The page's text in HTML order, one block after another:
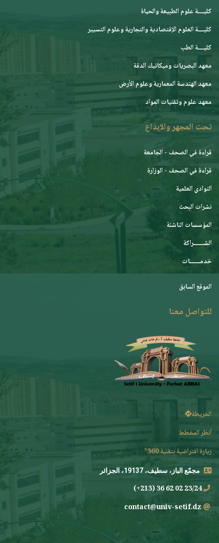
كليــــة علوم الطبيعة والحياة
كليــــة العلوم الإقتصادية والتجارية وعلوم التسيير
كليــــة الطب
معهد البصريات وميكانيك الدقة
معهد الهندسة المعمارية وعلوم الأرض
معهد علوم وتقنيات المواد
تحت المجهر والإبداع
قراءة في الصحف - الجامعة
قراءة في الصحف - الوزارة
النوادي العلمية
نشرات البحث
المؤسسات الناشئة
الشـــــــراكة
خدمـــــــات
الموقع السابق
للتواصل معنا
الخريطة
أنظر المخطط
زيارة افتراضية بتقنية 360°
مجمّع الباز، سطيف، 19137، الجزائر
23/24 02 62 36 (213+)
contact@univ-setif.dz